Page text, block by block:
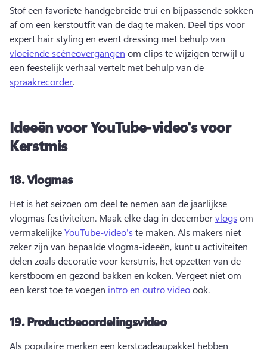
Stof een favoriete handgebreide trui en bijpassende sokken
af om een kerstoutfit van de dag te maken. Deel tips voor
expert hair styling en event dressing met behulp van
vloeiende scèneovergangen om clips te wijzigen terwijl u
een feestelijk verhaal vertelt met behulp van de
spraakrecorder.
Ideeën voor YouTube-video's voor
Kerstmis
18.Vlogmas
Het is het seizoen om deel te nemen aan de jaarlijkse
vlogmas festiviteiten. Maak elke dag in december vlogs om
vermakelijke YouTube-video's te maken. Als makers niet
zeker zijn van bepaalde vlogma-ideeën, kunt u activiteiten
delen zoals decoratie voor kerstmis, het opzetten van de
kerstboom en gezond bakken en koken. Vergeet niet om
een kerst toe te voegen intro en outro video ook.
19.Productbeoordelingsvideo
Als populaire merken een kerstcadeaupakket hebben